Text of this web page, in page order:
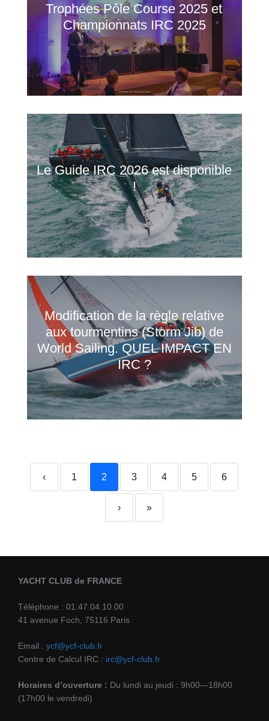
Trophées Pôle Course 2025 et
Championnats IRC 2025
Le Guide IRC 2026 est disponible
!
Modification de la règle relative
aux tourmentins (Storm Jib) de
World Sailing. QUEL IMPACT EN
IRC ?
‹ 1 2 3 4 5 6
› »
YACHT CLUB de FRANCE
Téléphone : 01.47.04.10.00
41 avenue Foch, 75116 Paris
Email : ycf@ycf-club.fr
Centre de Calcul IRC : irc@ycf-club.fr
Horaires d’ouverture : Du lundi au jeudi : 9h00—18h00
(17h00 le vendredi)